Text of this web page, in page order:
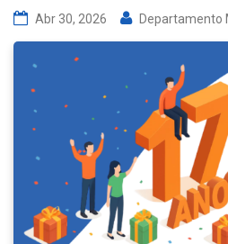
Abr 30, 2026 Departamento